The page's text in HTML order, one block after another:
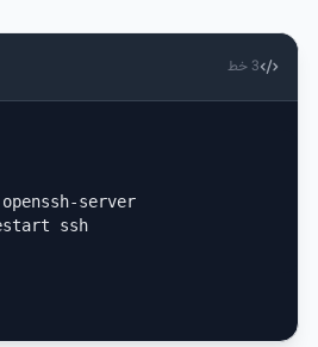
3 خط
server
ssh